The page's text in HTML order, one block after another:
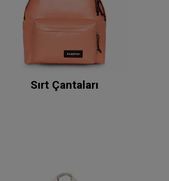
Sırt Çantaları